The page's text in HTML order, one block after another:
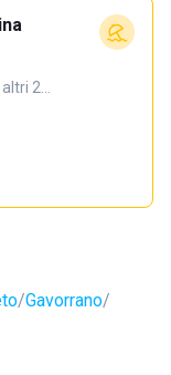
2…
Gavorrano